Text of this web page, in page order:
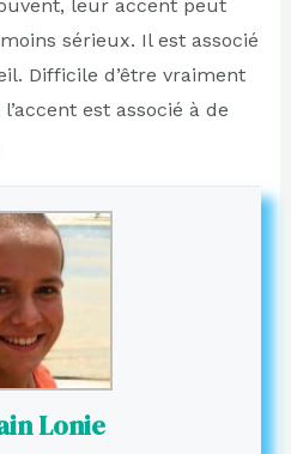
leur accent peut
sérieux. Il est associé
Difficile d’être vraiment
est associé à de
Lonie